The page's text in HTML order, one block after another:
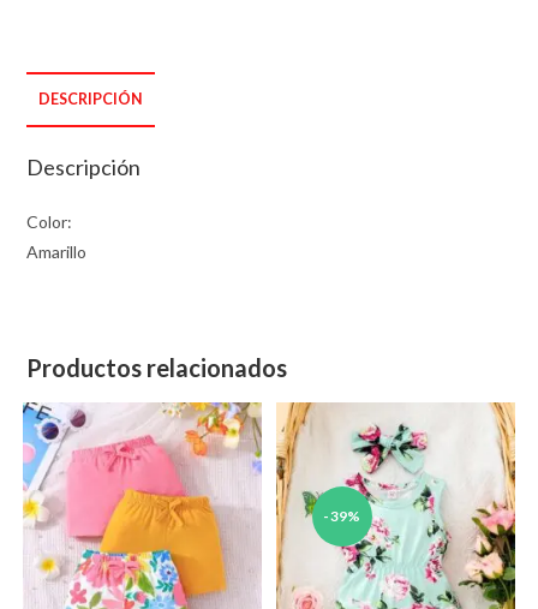
DESCRIPCIÓN
Descripción
Color:
Amarillo
Productos relacionados
-39%